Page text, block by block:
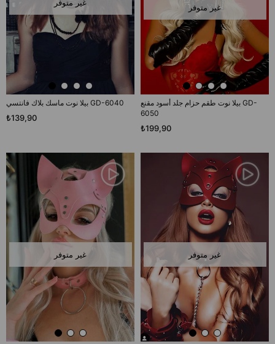
غير متوفر
بيلا نوت ماسك بلاك فانتسي GD-6040
₺139,90
غير متوفر
بيلا نوت طقم حزام جلد أسود مقنع GD-
6050
₺199,90
غير متوفر غير متوفر